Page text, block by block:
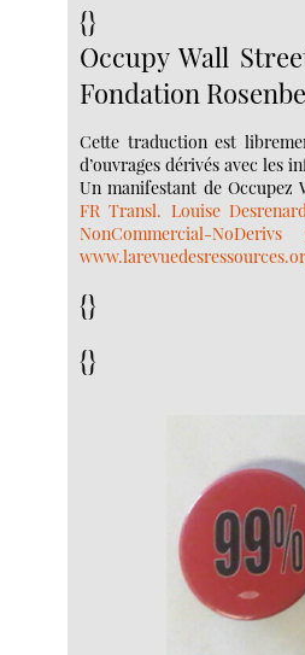
{}
Occupy Wall
Fondation
Cette traduction est
d’ouvrages dérivés avec les
Un manifestant de Occupez
FR Transl. Louise
NonCommercial-
{}
{}